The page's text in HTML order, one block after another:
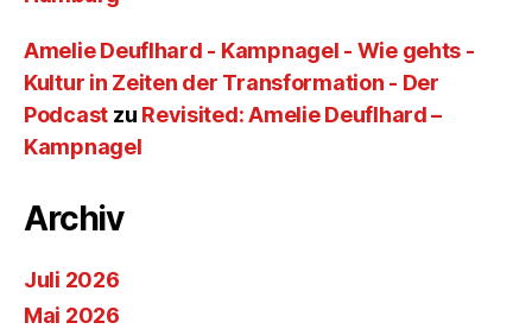
Amelie Deuflhard - Kampnagel - Wie gehts -
Kultur in Zeiten der Transformation - Der
Podcast zu Revisited: Amelie Deuflhard –
Kampnagel
Archiv
Juli 2026
Mai 2026